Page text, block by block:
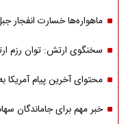
ماهواره‌‌ها خسارت انفجار
سخنگوی ارتش: توان رزم
محتوای آخرین پیام آمریکا
خبر مهم برای جاماندگان